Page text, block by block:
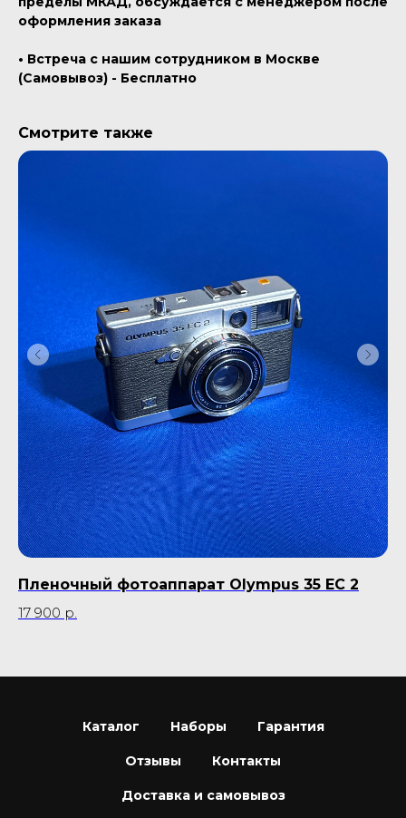
оформления заказа
• Встреча с нашим сотрудником в Москве
(Самовывоз) - Бесплатно
Смотрите также
Пленочный фотоаппарат Olympus 35 EC 2
17 900 р.
Каталог Наборы Гарантия
Отзывы Контакты
Доставка и самовывоз